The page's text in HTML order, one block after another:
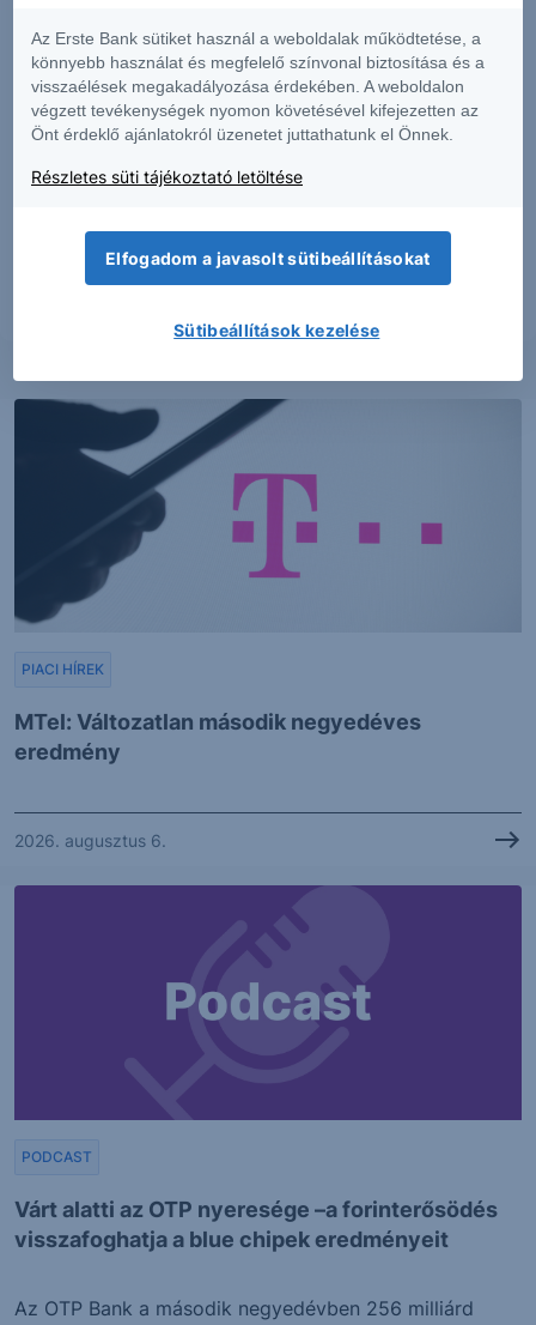
eladására vonatkozó felhívásnak vagy ajánlatnak. Felhívjuk szíves figyelmét
arra, hogy a múltbeli teljesítmények, illetve jövőbeli becslések nem
nyújtanak garanciát a jövőbeli teljesítményre nézve. A tőkepiaci és
makrogazdasági helyzetet, a befektetések és azok hozamai alakulását olyan
tényezők alakítják, melyre a Társaságnak nincs befolyása, a befektető által
hozott döntés következményei a Társaságra nem háríthatók át. A jelen
többszörözése, publikálása, átdolgozása, terjesztése kizárólag a Társaság
kiadásuk időpontjában érvényesek. További részletek:Erste Market
Dokumentumok – Erste Market oldalon, illetve a Társaság ügyletek előtti
tájékoztatásról szóló
hirdetményében
MTel: Változatlan második negyedéves
eredmény
PIACI HÍREK
2026. augusztus 6.
Várt alatti az OTP nyeresége –a forinterősödés
visszafoghatja a blue chipek eredményeit
PODCAST
Az OTP Bank a második negyedévben 256 milliárd
Az Erste Bank sütiket használ a weboldalak működtetése, a
könnyebb használat és megfelelő színvonal biztosítása és a
visszaélések megakadályozása érdekében. A weboldalon
végzett tevékenységek nyomon követésével kifejezetten az
Önt érdeklő ajánlatokról üzenetet juttathatunk el Önnek.
Részletes süti tájékoztató letöltése
Elfogadom a javasolt sütibeállításokat
Sütibeállítások kezelése